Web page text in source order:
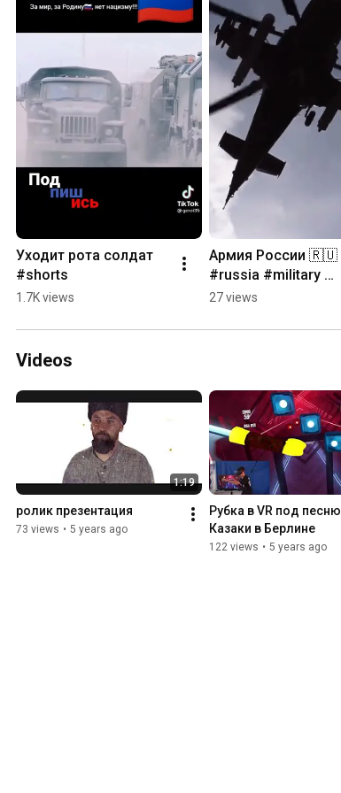
Уходит рота солдат
#shorts
1.7K views
Армия России 🇷🇺
#russia #military
#army #shorts
27 views
Videos
1:19
ролик презентация
73 views • 5 years ago
Рубка в VR под песню
Казаки в Берлине
122 views • 5 years ago